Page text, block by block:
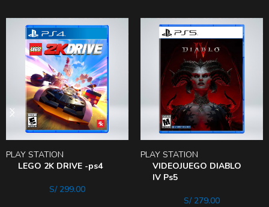
LEGO 2K DRIVE -ps4
PLAY STATION
S/299.00
VIDEOJUEGO DIABLO
IV Ps5
PLAY STATION
S/279.00